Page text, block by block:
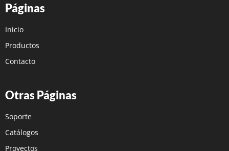
Páginas
Inicio
Productos
Contacto
Otras Páginas
Soporte
Catálogos
Proyectos